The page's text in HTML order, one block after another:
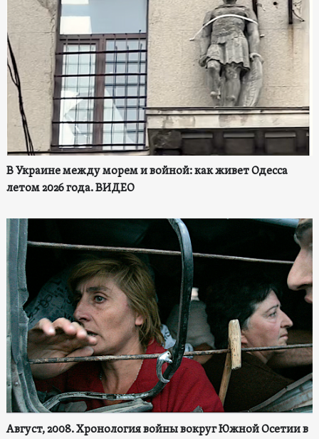
В Украине между морем и войной: как живет Одесса
летом 2026 года. ВИДЕО
Август, 2008. Хронология войны вокруг Южной Осетии в